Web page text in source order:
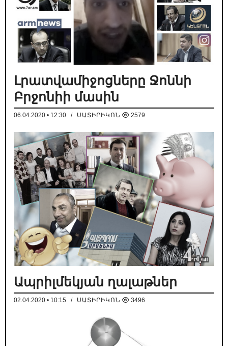
Լրատվամիջոցները Ջոննի
Բրջոնիի մասին
06.04.2020 • 12:30 / ՍԱՏԻՐԻԿՈՆ 2579
Ապրիլմեկյան ղալաթներ
02.04.2020 • 10:15 / ՍԱՏԻՐԻԿՈՆ 3496